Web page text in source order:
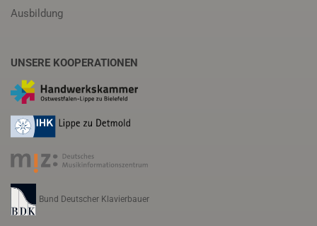
Ausbildung
UNSERE KOOPERATIONEN
Bund Deutscher Klavierbauer